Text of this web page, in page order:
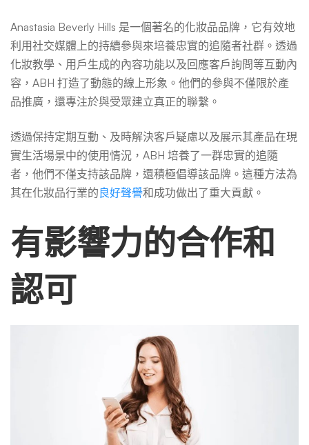
Anastasia Beverly Hills 是一個著名的化妝品品牌，它有效地
利用社交媒體上的持續參與來培養忠實的追隨者社群。透過
化妝教學、用戶生成的內容功能以及回應客戶詢問等互動內
容，ABH 打造了動態的線上形象。他們的參與不僅限於產
品推廣，還專注於與受眾建立真正的聯繫。
透過保持定期互動、及時解決客戶疑慮以及展示其產品在現
實生活場景中的使用情況，ABH 培養了一群忠實的追隨
者，他們不僅支持該品牌，還積極倡導該品牌。這種方法為
其在化妝品行業的良好聲譽和成功做出了重大貢獻。
有影響力的合作和
認可